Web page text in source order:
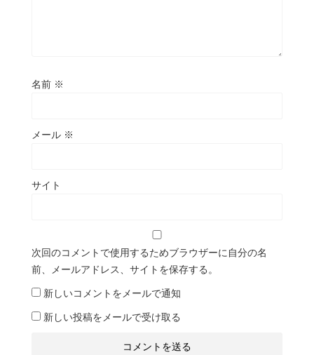
名前 ※
メール ※
サイト
次回のコメントで使用するためブラウザーに自分の名
前、メールアドレス、サイトを保存する。
新しいコメントをメールで通知
新しい投稿をメールで受け取る